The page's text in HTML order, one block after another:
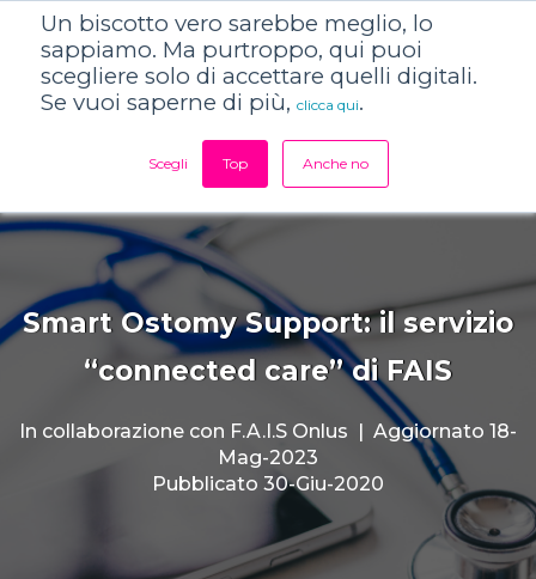
Un biscotto vero sarebbe meglio, lo
sappiamo. Ma purtroppo, qui puoi
scegliere solo di accettare quelli digitali.
Se vuoi saperne di più, clicca qui.
Scegli Top Anche no
Smart Ostomy Support: il servizio
“connected care” di FAIS
In collaborazione con F.A.I.S Onlus | Aggiornato 18-
Mag-2023
Pubblicato 30-Giu-2020